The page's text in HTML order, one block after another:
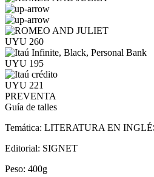
UYU 260
UYU 195
UYU 221
PREVENTA
Guía de talles
Temática: LITERATURA EN
Editorial: SIGNET
Peso: 400g